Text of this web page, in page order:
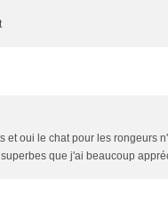
et oui le chat pour les rongeurs
que j'ai beaucoup